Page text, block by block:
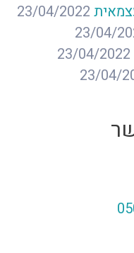
23/04/2022
23/04/
23/04/2022
23/04/